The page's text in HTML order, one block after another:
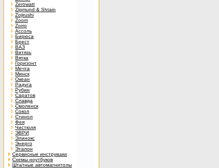
Zerowatt
Zigmund & Shtain
Zojirushi
Zoom
Zorro
Ассоль
Бирюса
Брест
ВАЗ
Витязь
Вятка
Горизонт
Мечта
Минск
Океан
Радуга
Рубин
Саратов
Славда
Смоленск
Сокол
Стинол
Фея
Чистюля
ЭВРИ
Элинокс
Энерго
Эталон
Сервисные инструкции
Схемы ноутбуков
Штатные автомагнитолы